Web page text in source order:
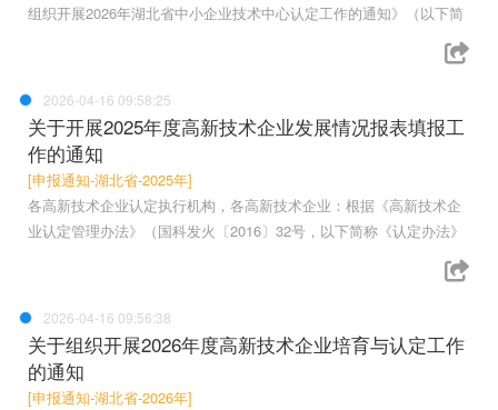
组织开展2026年湖北省中小企业技术中心认定工作的通知》（以下简
2026-04-16 09:58:25
关于开展2025年度高新技术企业发展情况报表填报工
作的通知
[申报通知-湖北省-2025年]
各高新技术企业认定执行机构，各高新技术企业：根据《高新技术企
业认定管理办法》（国科发火〔2016〕32号，以下简称《认定办法》
2026-04-16 09:56:38
关于组织开展2026年度高新技术企业培育与认定工作
的通知
[申报通知-湖北省-2026年]